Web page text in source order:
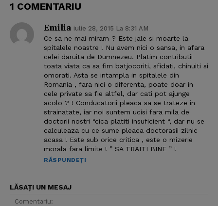
1 COMENTARIU
Emilia iulie 28, 2015 La 8:31 AM
Ce sa ne mai miram ? Este jale si moarte la
spitalele noastre ! Nu avem nici o sansa, in afara
celei daruita de Dumnezeu. Platim contributii
toata viata ca sa fim batjocoriti, sfidati, chinuiti si
omorati. Asta se intampla in spitalele din
Romania , fara nici o diferenta, poate doar in
cele private sa fie altfel, dar cati pot ajunge
acolo ? ! Conducatorii pleaca sa se trateze in
strainatate, iar noi suntem ucisi fara mila de
doctorii nostri “cica platiti insuficient “, dar nu se
calculeaza cu ce sume pleaca doctorasii zilnic
acasa ! Este sub orice critica , este o mizerie
morala fara limite ! ” SA TRAITI BINE ” !
RĂSPUNDEȚI
LĂSAȚI UN MESAJ